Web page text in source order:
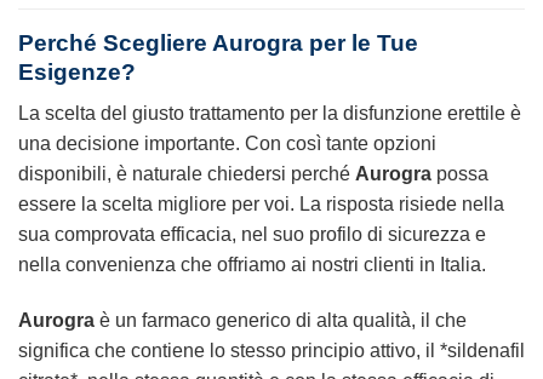
Perché Scegliere Aurogra per le Tue
Esigenze?
La scelta del giusto trattamento per la disfunzione erettile è
una decisione importante. Con così tante opzioni
disponibili, è naturale chiedersi perché Aurogra possa
essere la scelta migliore per voi. La risposta risiede nella
sua comprovata efficacia, nel suo profilo di sicurezza e
nella convenienza che offriamo ai nostri clienti in Italia.
Aurogra è un farmaco generico di alta qualità, il che
significa che contiene lo stesso principio attivo, il *sildenafil